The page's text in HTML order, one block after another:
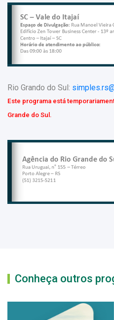
Rio Grando do Sul:
Este programa está
Grande do Sul.
Conheça outros